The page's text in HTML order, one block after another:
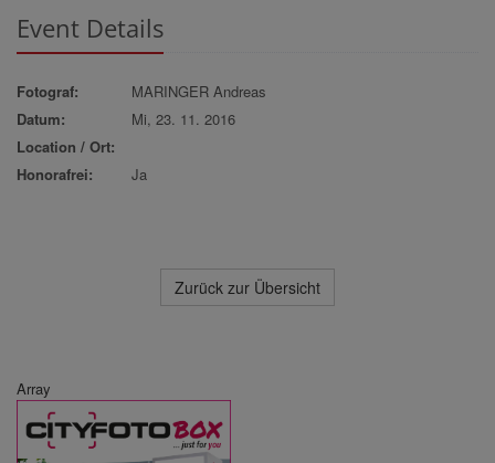
Event Details
Fotograf:
MARINGER Andreas
Datum:
Mi, 23. 11. 2016
Location / Ort:
Honorafrei:
Ja
Zurück zur Übersicht
Array